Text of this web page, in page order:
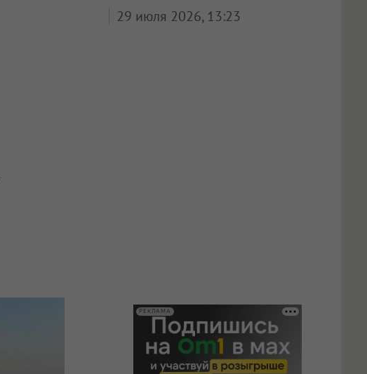
29 июля 2026, 13:23
РЕКЛАМА